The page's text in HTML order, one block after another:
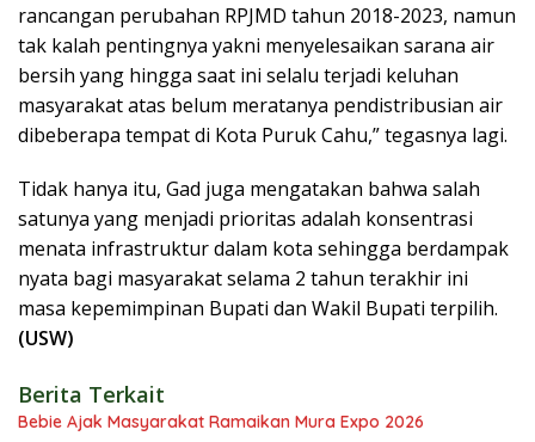
rancangan perubahan RPJMD tahun 2018-2023, namun
tak kalah pentingnya yakni menyelesaikan sarana air
bersih yang hingga saat ini selalu terjadi keluhan
masyarakat atas belum meratanya pendistribusian air
dibeberapa tempat di Kota Puruk Cahu,” tegasnya lagi.
Tidak hanya itu, Gad juga mengatakan bahwa salah
satunya yang menjadi prioritas adalah konsentrasi
menata infrastruktur dalam kota sehingga berdampak
nyata bagi masyarakat selama 2 tahun terakhir ini
masa kepemimpinan Bupati dan Wakil Bupati terpilih.
(USW)
Berita Terkait
Bebie Ajak Masyarakat Ramaikan Mura Expo 2026